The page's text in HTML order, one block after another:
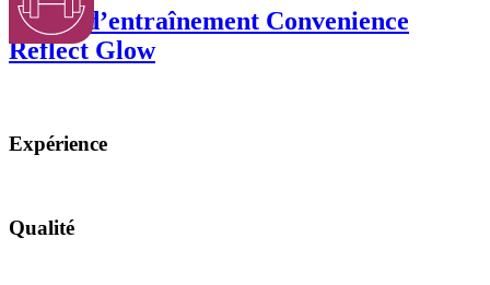
Laisse d’entraînement Convenience
Reflect Glow
Expérience
Qualité